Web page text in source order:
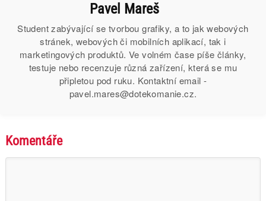
Pavel Mareš
Student zabývající se tvorbou grafiky, a to jak webových
stránek, webových či mobilních aplikací, tak i
marketingových produktů. Ve volném čase píše články,
testuje nebo recenzuje různá zařízení, která se mu
připletou pod ruku. Kontaktní email -
pavel.mares@dotekomanie.cz.
Komentáře